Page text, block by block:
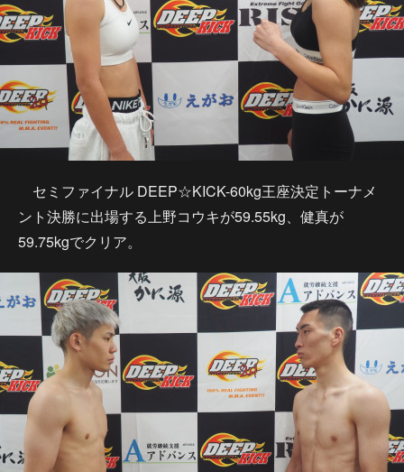
セミファイナル DEEP☆KICK-60kg王座決定トーナメ
ント決勝に出場する上野コウキが59.55kg、健真が
59.75kgでクリア。